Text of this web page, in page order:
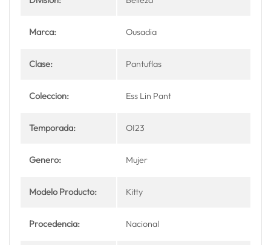
Marca: Ousadia
Clase: Pantuflas
Coleccion: Ess Lin Pant
Temporada: OI23
Genero: Mujer
Modelo Producto: Kitty
Procedencia: Nacional